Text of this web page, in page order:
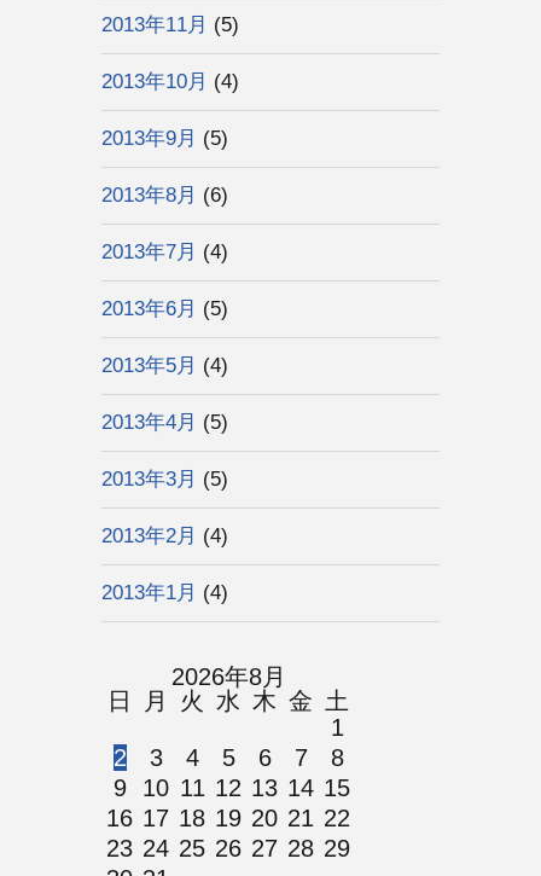
2013年11月 (5)
2013年10月 (4)
2013年9月 (5)
2013年8月 (6)
2013年7月 (4)
2013年6月 (5)
2013年5月 (4)
2013年4月 (5)
2013年3月 (5)
2013年2月 (4)
2013年1月 (4)
2026年8月
日
月 火 水 木 金 土
1
2
3 4 5 6 7
8
9
10 11 12 13 14 15
16 17 18 19 20 21 22
23 24 25 26 27 28 29